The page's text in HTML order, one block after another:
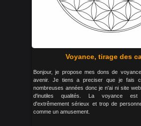
Voyance, tirage des
Bonjour, je propose mes dons de
avenir. Je tiens a preciser que je fais
nombreuses années donc je n'ai ni site
d'inutiles qualités. La voyance est
d'extrêmement sérieux et trop de
comme un amusement.